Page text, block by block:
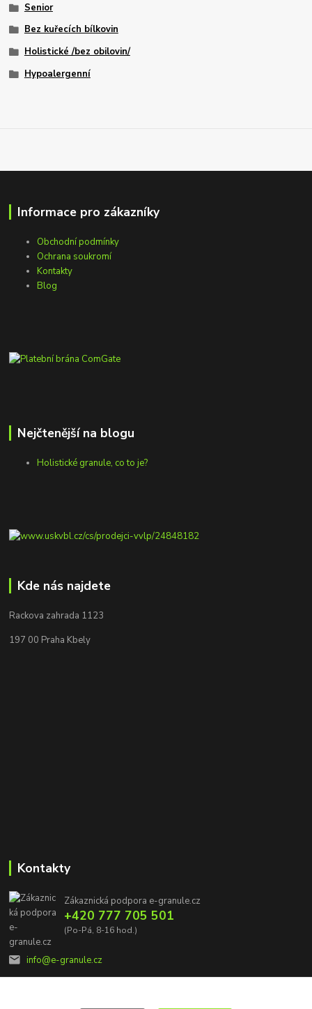
Senior
Bez kuřecích bílkovin
Holistické /bez obilovin/
Hypoalergenní
Informace pro zákazníky
Obchodní podmínky
Ochrana soukromí
Kontakty
Blog
Nejčtenější na blogu
Holistické granule, co to je?
Kde nás najdete
Rackova zahrada 1123
197 00 Praha Kbely
Kontakty
Zákaznická podpora e-granule.cz
+420 777 705 501
(Po-Pá, 8-16 hod.)
info@e-granule.cz